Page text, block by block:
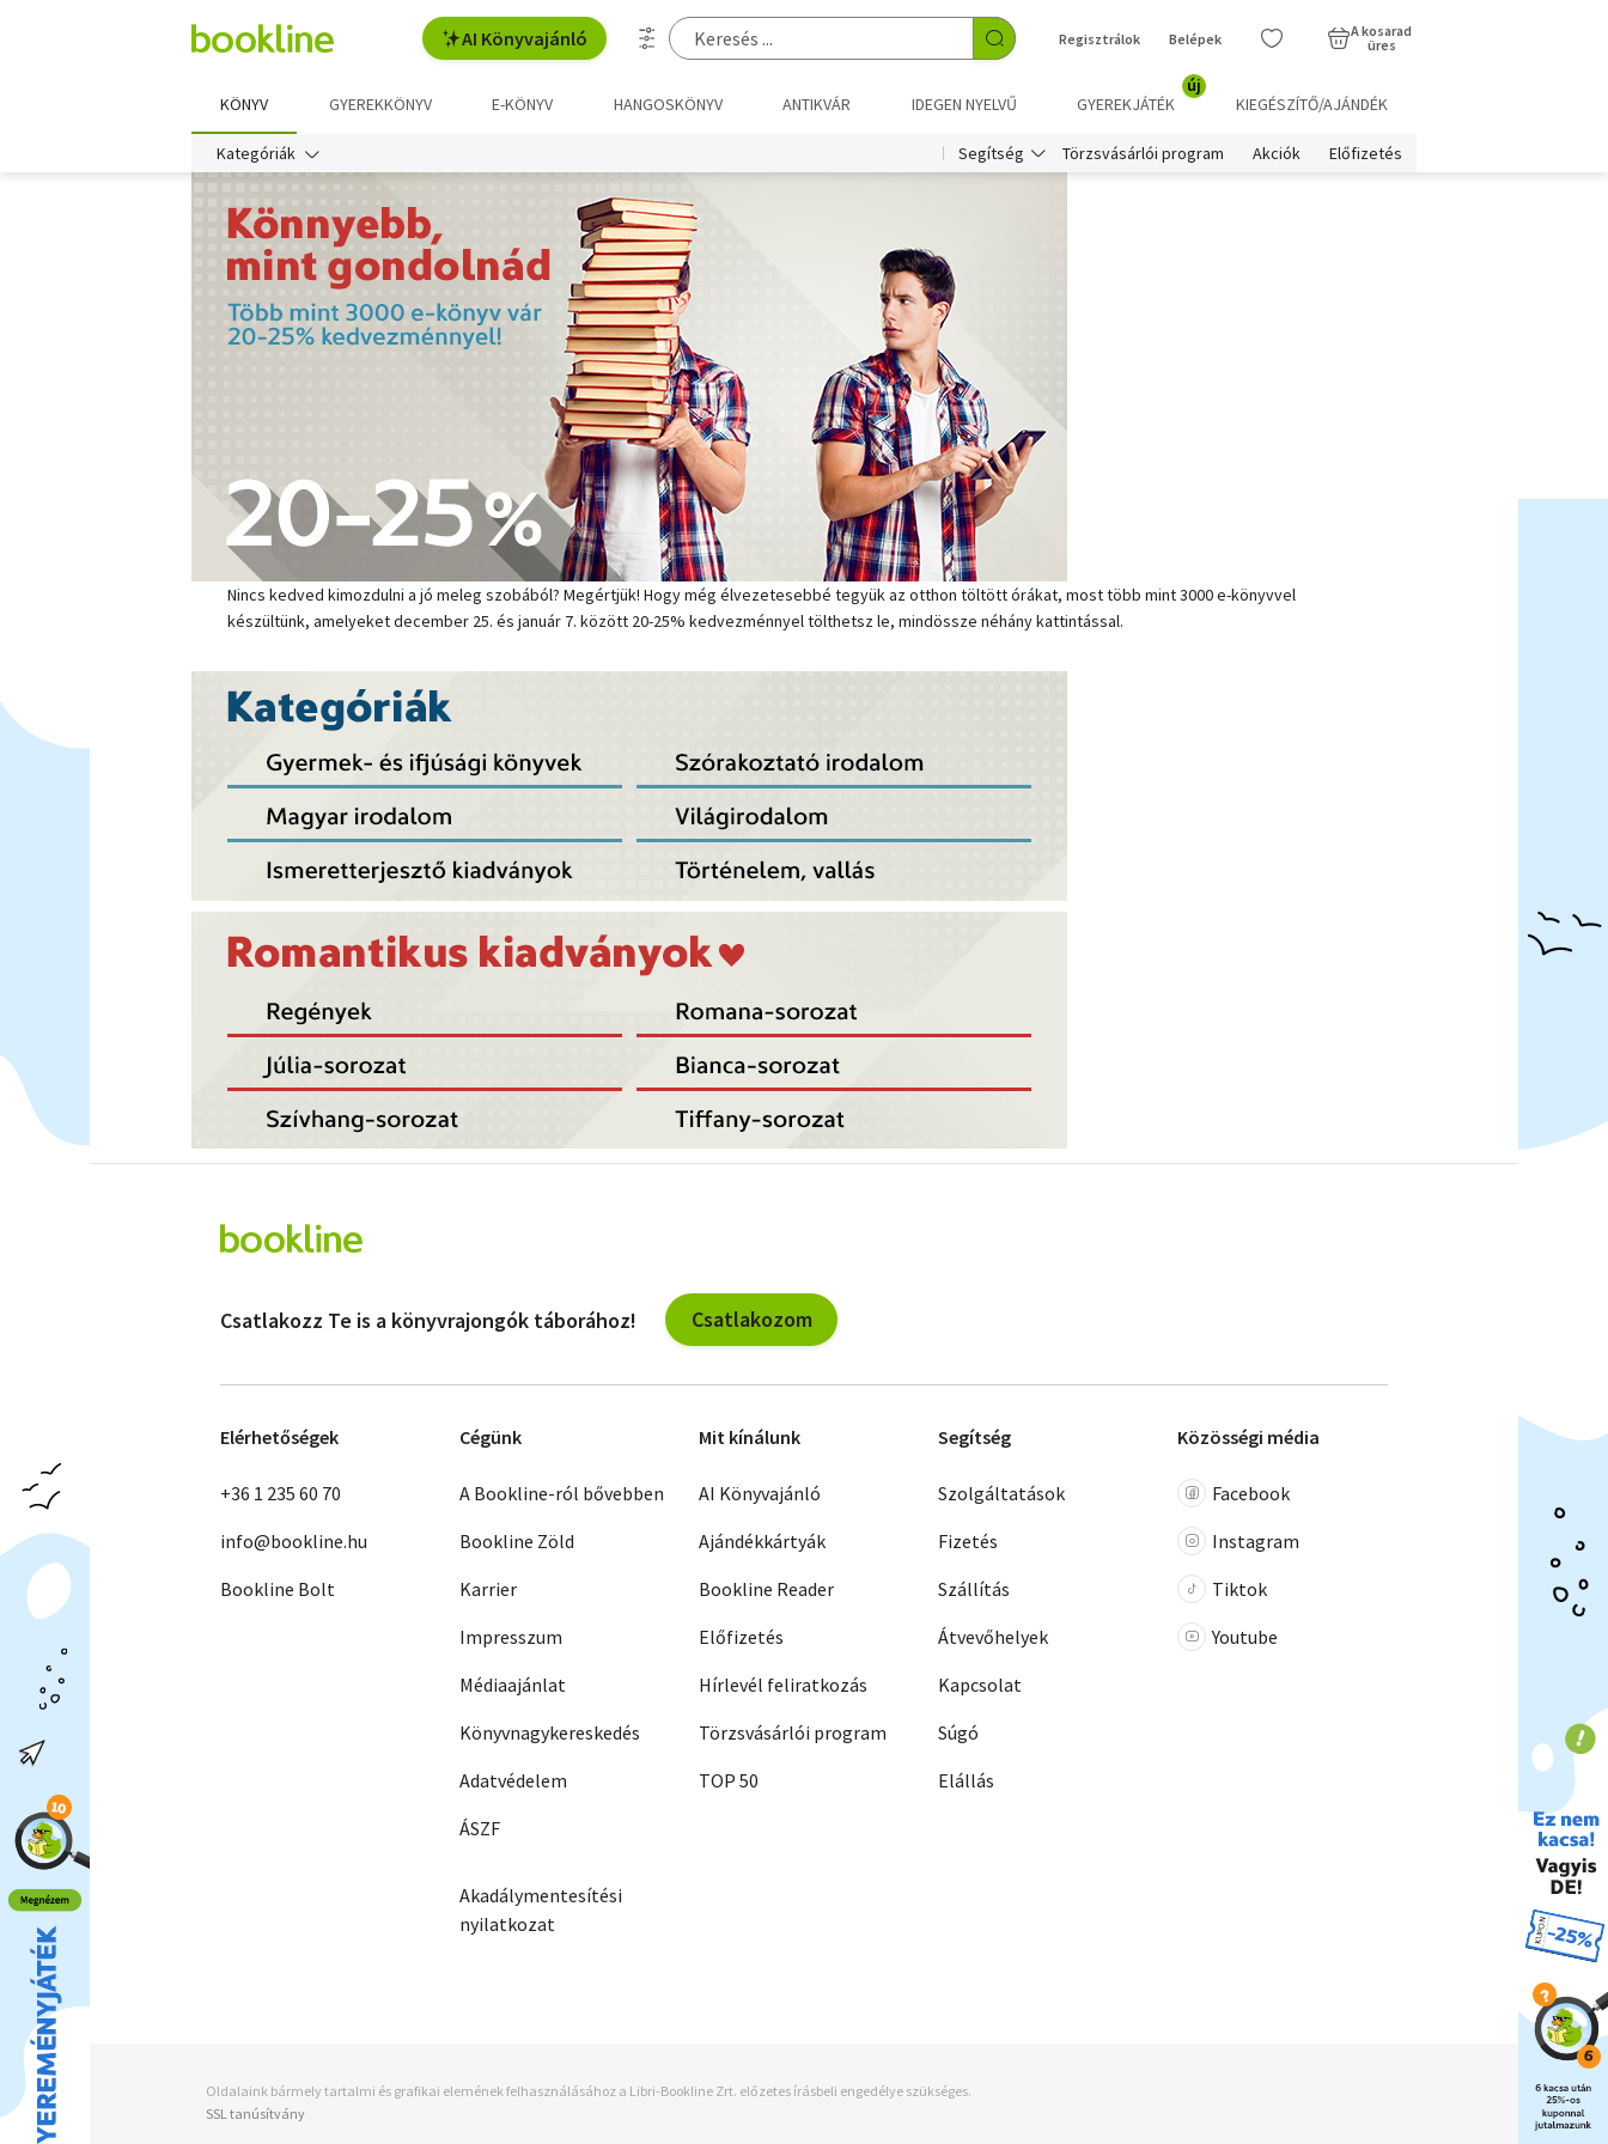
AI Könyvajánló Regisztrálok Belépek
A kosarad
üres
KÖNYV GYEREKKÖNYV E-KÖNYV HANGOSKÖNYV ANTIKVÁR IDEGEN NYELVŰ GYEREKJÁTÉK
új
KIEGÉSZÍTŐ/AJÁNDÉK
Kategóriák Segítség Törzsvásárlói program Akciók Előfizetés
Nincs kedved kimozdulni a jó meleg szobából? Megértjük! Hogy még élvezetesebbé tegyük az otthon töltött órákat, most több mint 3000 e-könyvvel
készültünk, amelyeket december 25. és január 7. között 20-25% kedvezménnyel tölthetsz le, mindössze néhány kattintással.
Csatlakozz Te is a könyvrajongók táborához! Csatlakozom
Elérhetőségek
+36 1 235 60 70
info@bookline.hu
Bookline Bolt
Cégünk
A Bookline-ról bővebben
Bookline Zöld
Karrier
Impresszum
Médiaajánlat
Könyvnagykereskedés
Adatvédelem
ÁSZF
Akadálymentesítési
nyilatkozat
Mit kínálunk
AI Könyvajánló
Ajándékkártyák
Bookline Reader
Előfizetés
Hírlevél feliratkozás
Törzsvásárlói program
TOP 50
Segítség
Szolgáltatások
Fizetés
Szállítás
Átvevőhelyek
Kapcsolat
Súgó
Elállás
Közösségi média
Facebook
Instagram
Tiktok
Youtube
Oldalaink bármely tartalmi és grafikai elemének felhasználásához a Libri-Bookline Zrt. előzetes írásbeli engedélye szükséges.
SSL tanúsítvány